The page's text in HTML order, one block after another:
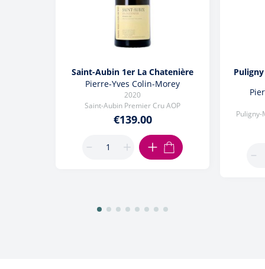
Saint-Aubin 1er La Chatenière
Pierre-Yves Colin-Morey
2020
Saint-Aubin Premier Cru AOP
€139.00
ADD TO CART